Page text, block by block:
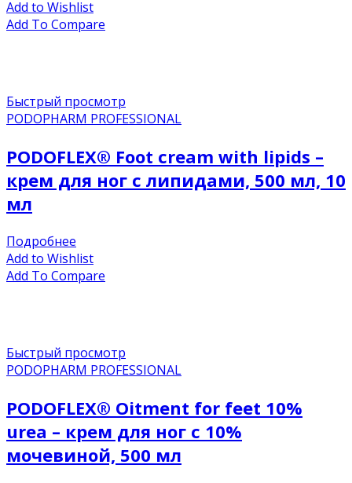
Add to Wishlist
Add To Compare
Быстрый просмотр
PODOPHARM PROFESSIONAL
PODOFLEX® Foot cream with lipids –
крем для ног с липидами, 500 мл, 10
мл
Подробнее
Add to Wishlist
Add To Compare
Быстрый просмотр
PODOPHARM PROFESSIONAL
PODOFLEX® Oitment for feet 10%
urea – крем для ног с 10%
мочевиной, 500 мл